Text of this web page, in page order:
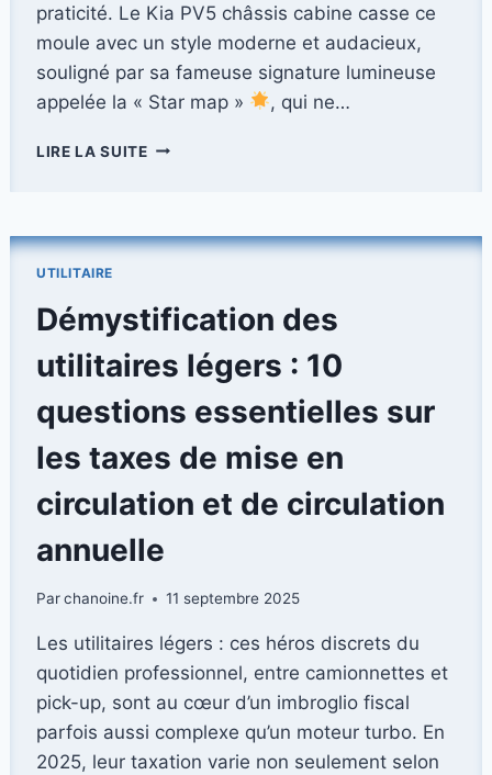
praticité. Le Kia PV5 châssis cabine casse ce
moule avec un style moderne et audacieux,
souligné par sa fameuse signature lumineuse
appelée la « Star map »
, qui ne…
LIRE LA SUITEDÉCOUVREZ
:
CABINE
INNOVANT
POUR
VOS
PERSONNALISÉS
UTILITAIRE
Démystification des
utilitaires légers : 10
questions essentielles sur
les taxes de mise en
circulation et de circulation
annuelle
Parchanoine.fr 11 septembre 2025
Les utilitaires légers : ces héros discrets du
quotidien professionnel, entre camionnettes et
pick-up, sont au cœur d’un imbroglio fiscal
parfois aussi complexe qu’un moteur turbo. En
2025, leur taxation varie non seulement selon